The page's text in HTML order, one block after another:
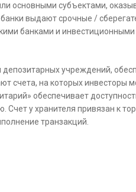
основными субъектами,
выдают срочные /
банками и
учреждений,
счета, на которых инвесторы
обеспечивает
у хранителя привязан к
транзакций.